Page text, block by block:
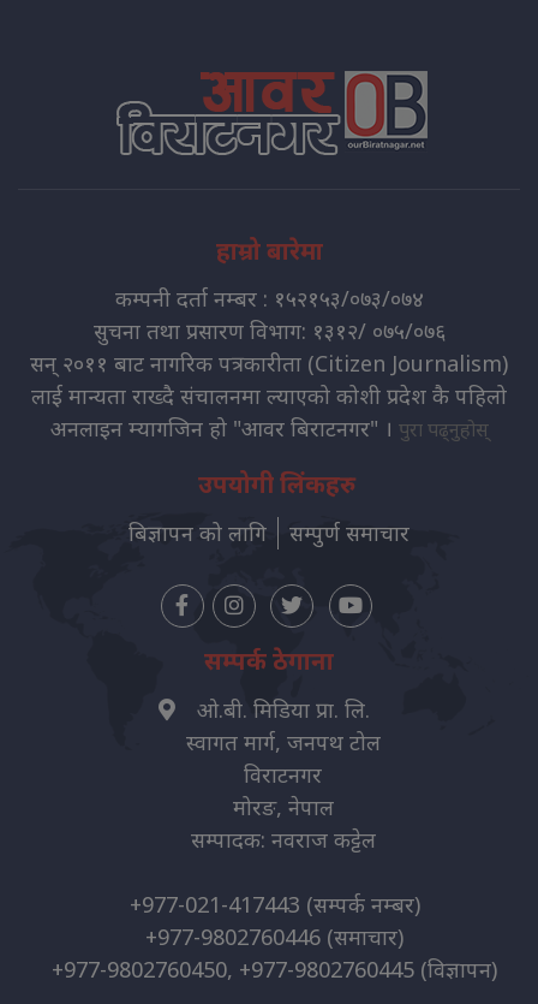
हाम्रो बारेमा
कम्पनी दर्ता नम्बर : १५२१५३/०७३/०७४
सुचना तथा प्रसारण विभाग: १३१२/ ०७५/०७६
सन् २०११ बाट नागरिक पत्रकारीता (Citizen Journalism)
लाई मान्यता राख्दै संचालनमा ल्याएको कोशी प्रदेश कै पहिलो
अनलाइन म्यागजिन हो "आवर बिराटनगर" । पुरा पढ्नुहोस्
उपयोगी लिंकहरु
बिज्ञापन को लागि सम्पुर्ण समाचार
सम्पर्क ठेगाना
ओ.बी. मिडिया प्रा. लि.
स्वागत मार्ग, जनपथ टोल
विराटनगर
मोरङ, नेपाल
सम्पादक: नवराज कट्टेल
+977-021-417443 (सम्पर्क नम्बर)
+977-9802760446 (समाचार)
+977-9802760450, +977-9802760445 (विज्ञापन)